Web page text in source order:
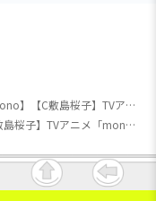
【mono】【C敷島桜子】TVアニメ「mono」 & you マスコット（EX）
【mono】【C敷島桜子】TVアニメ「mono」 & you マスコット（EX）